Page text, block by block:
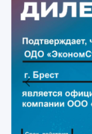
Previous